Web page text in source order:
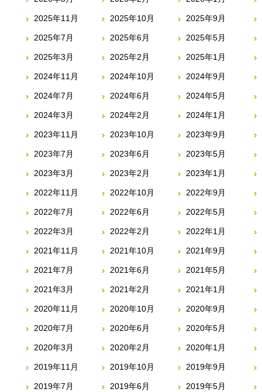
2025年11月 2025年10月 2025年9月
2025年7月 2025年6月 2025年5月
2025年3月 2025年2月 2025年1月
2024年11月 2024年10月 2024年9月
2024年7月 2024年6月 2024年5月
2024年3月 2024年2月 2024年1月
2023年11月 2023年10月 2023年9月
2023年7月 2023年6月 2023年5月
2023年3月 2023年2月 2023年1月
2022年11月 2022年10月 2022年9月
2022年7月 2022年6月 2022年5月
2022年3月 2022年2月 2022年1月
2021年11月 2021年10月 2021年9月
2021年7月 2021年6月 2021年5月
2021年3月 2021年2月 2021年1月
2020年11月 2020年10月 2020年9月
2020年7月 2020年6月 2020年5月
2020年3月 2020年2月 2020年1月
2019年11月 2019年10月 2019年9月
2019年7月 2019年6月 2019年5月